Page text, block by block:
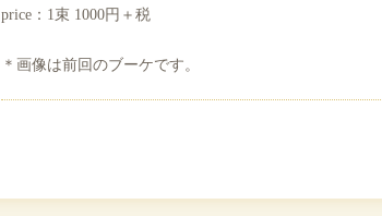
price：1束 1000円＋税
＊画像は前回のブーケです。